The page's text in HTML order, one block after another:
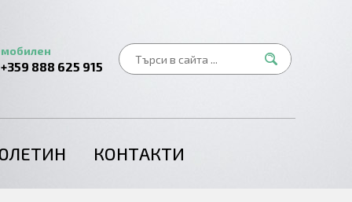
мобилен
+359 888 625 915
КОНТАКТИ